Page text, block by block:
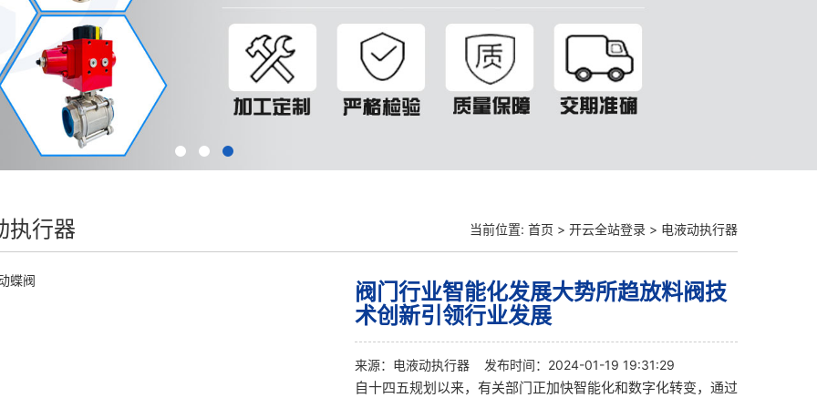
执行器 当前位置: 首页 > 开云全站登录 > 电液动执行器
阀门行业智能化发展大势所趋放料阀技
术创新引领行业发展
来源： 电液动执行器 发布时间：2024-01-19 19:31:29
自十四五规划以来，有关部门正加快智能化和数字化转变，通过